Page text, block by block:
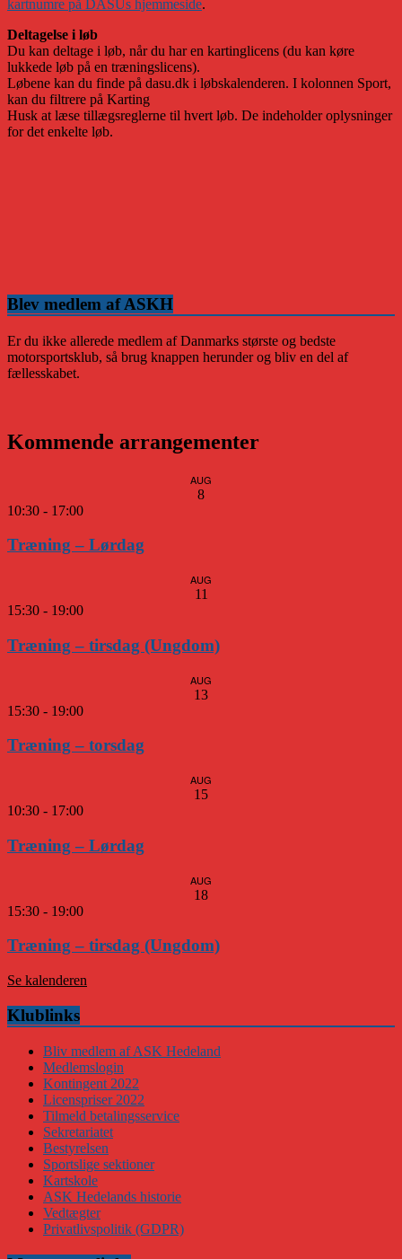
kartnumre på DASUs hjemmeside.
Deltagelse i løb
Du kan deltage i løb, når du har en kartinglicens (du kan køre
lukkede løb på en træningslicens).
Løbene kan du finde på dasu.dk i løbskalenderen. I kolonnen Sport,
kan du filtrere på Karting
Husk at læse tillægsreglerne til hvert løb. De indeholder oplysninger
for det enkelte løb.
Blev medlem af ASKH
Er du ikke allerede medlem af Danmarks største og bedste
motorsportsklub, så brug knappen herunder og bliv en del af
fællesskabet.
Kommende arrangementer
AUG
8
10:30 - 17:00
Træning – Lørdag
AUG
11
15:30 - 19:00
Træning – tirsdag (Ungdom)
AUG
13
15:30 - 19:00
Træning – torsdag
AUG
15
10:30 - 17:00
Træning – Lørdag
AUG
18
15:30 - 19:00
Træning – tirsdag (Ungdom)
Se kalenderen
Klublinks
Bliv medlem af ASK Hedeland
Medlemslogin
Kontingent 2022
Licenspriser 2022
Tilmeld betalingsservice
Sekretariatet
Bestyrelsen
Sportslige sektioner
Kartskole
ASK Hedelands historie
Vedtægter
Privatlivspolitik (GDPR)